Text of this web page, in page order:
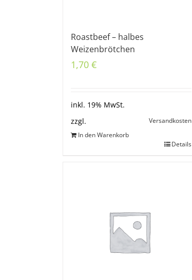
Roastbeef – halbes
Weizenbrötchen
1,70 €
inkl. 19% MwSt.
zzgl.
Versandkosten
In den Warenkorb
Details